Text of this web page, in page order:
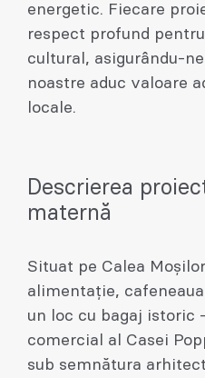
energetic. Fiecare
respect profund
cultural, asigurându-
noastre aduc valoare
locale.
Descrierea
maternă
Situat pe Calea
alimentație,
un loc cu bagaj istoric
comercial al Casei
sub semnătura